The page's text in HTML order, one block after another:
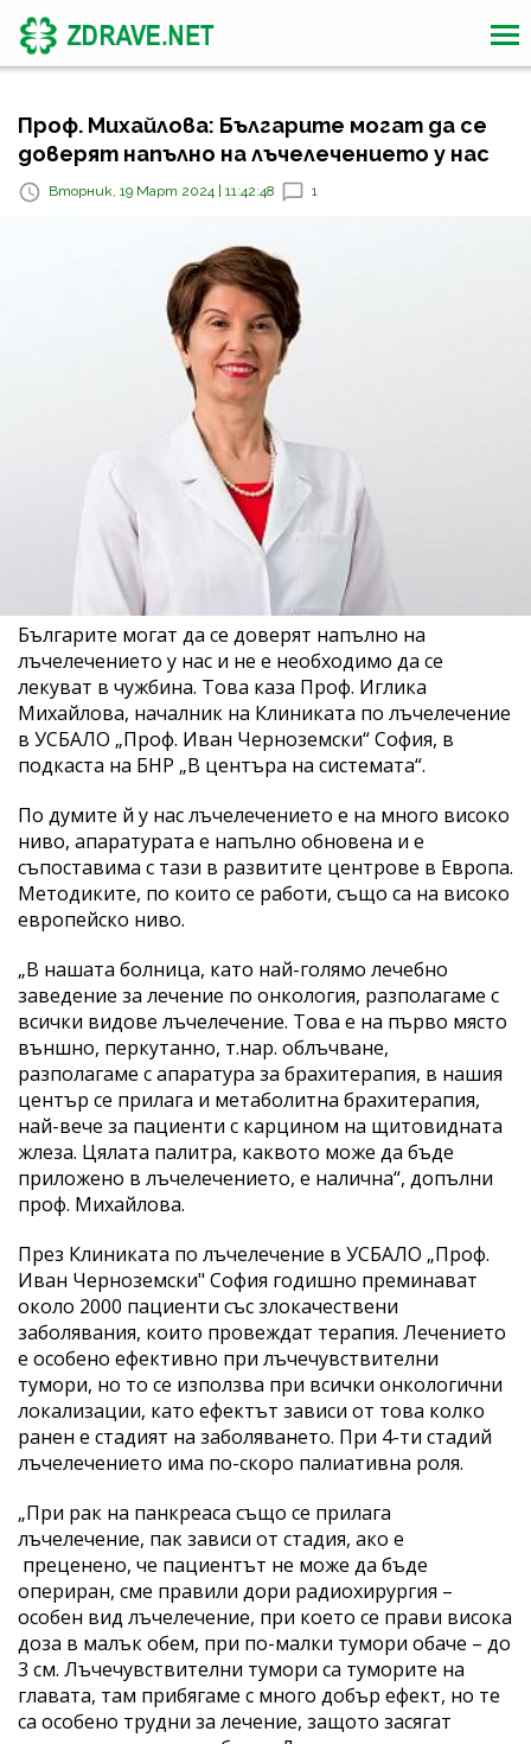
Проф. Михайлова: Българите могат да се
доверят напълно на лъчелечението у нас
Вторник, 19 Март 2024 | 11:42:48 1
Българите могат да се доверят напълно на
лъчелечението у нас и не е необходимо да се
лекуват в чужбина. Това каза Проф. Иглика
Михайлова, началник на Клиниката по лъчелечение
в УСБАЛО „Проф. Иван Черноземски“ София, в
подкаста на БНР „В центъра на системата“.
По думите й у нас лъчелечението е на много високо
ниво, апаратурата е напълно обновена и е
съпоставима с тази в развитите центрове в Европа.
Методиките, по които се работи, също са на високо
европейско ниво.
„В нашата болница, като най-голямо лечебно
заведение за лечение по онкология, разполагаме с
всички видове лъчелечение. Това е на първо място
външно, перкутанно, т.нар. облъчване,
разполагаме с апаратура за брахитерапия, в нашия
център се прилага и метаболитна брахитерапия,
най-вече за пациенти с карцином на щитовидната
жлеза. Цялата палитра, каквото може да бъде
приложено в лъчелечението, е налична“, допълни
проф. Михайлова.
През Клиниката по лъчелечение в УСБАЛО „Проф.
Иван Черноземски" София годишно преминават
около 2000 пациенти със злокачествени
заболявания, които провеждат терапия. Лечението
е особено ефективно при лъчечувствителни
тумори, но то се използва при всички онкологични
локализации, като ефектът зависи от това колко
ранен е стадият на заболяването. При 4-ти стадий
лъчелечението има по-скоро палиативна роля.
„При рак на панкреаса също се прилага
лъчелечение, пак зависи от стадия, ако е
преценено, че пациентът не може да бъде
опериран, сме правили дори радиохирургия –
особен вид лъчелечение, при което се прави висока
доза в малък обем, при по-малки тумори обаче – до
3 см. Лъчечувствителни тумори са туморите на
главата, там прибягаме с много добър ефект, но те
са особено трудни за лечение, защото засягат